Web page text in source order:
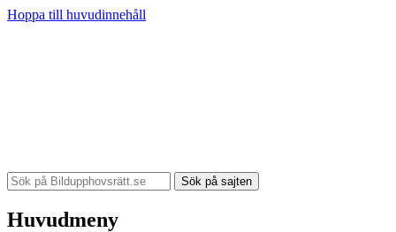
Hoppa till huvudinnehåll
Sök på sajten
Huvudmeny